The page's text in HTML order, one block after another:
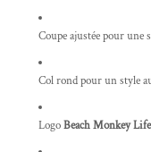
Coupe ajustée pour une
Col rond pour un style
LogoBeach Monkey